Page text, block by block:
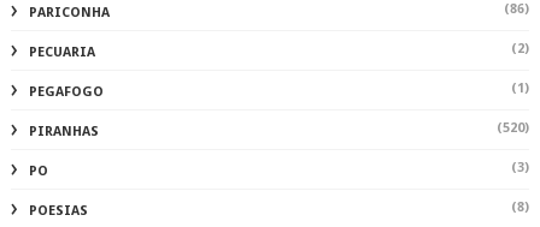
PARICONHA (86)
PECUARIA (2)
PEGAFOGO (1)
PIRANHAS (520)
PO (3)
POESIAS (8)